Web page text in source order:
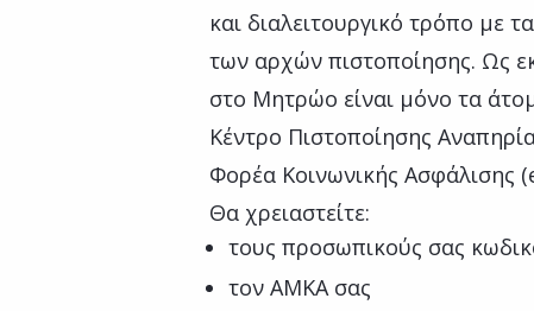
και διαλειτουργικό τρόπο με
των αρχών πιστοποίησης. Ως
στο Μητρώο είναι μόνο τα
Κέντρο Πιστοποίησης
Φορέα Κοινωνικής Ασφάλισης
Θα χρειαστείτε:
τους προσωπικούς σας
τον ΑΜΚΑ σας